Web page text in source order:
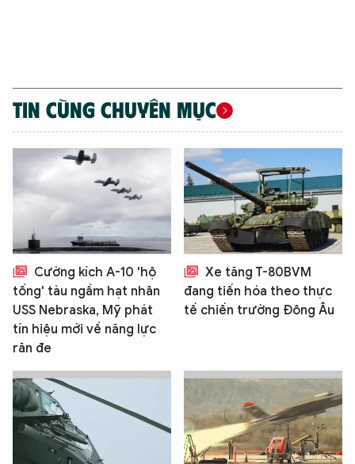
TIN CÙNG CHUYÊN MỤC
Cường kích A-10 'hộ
tống' tàu ngầm hạt nhân
USS Nebraska, Mỹ phát
tín hiệu mới về năng lực
răn đe
Xe tăng T-80BVM
đang tiến hóa theo thực
tế chiến trường Đông Âu